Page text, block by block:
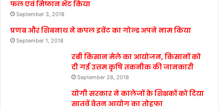
फल एवं मिष्ठान भेंट किया
September 3, 2018
प्रणब और शिबनाथ ने कपल इवेंट का गोल्ड अपने नाम किया
September 1, 2018
रबी किसान मेले का आयोजन, किसानों को
दी गई उत्तम कृषि तकनीक की जानकारी
September 28, 2018
योगी सरकार ने कालेजों के शिक्षकों को दिया
सातवें वेतन आयोग का तोहफा